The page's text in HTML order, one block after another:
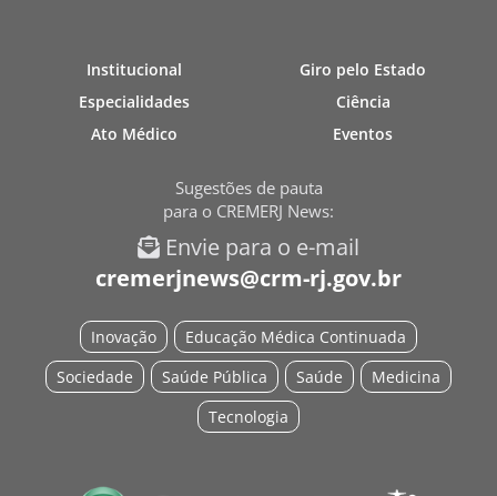
Institucional
Especialidades
Ato Médico
Giro pelo Estado
Ciência
Eventos
Sugestões de pauta
para o CREMERJ News:
Envie para o e-mail
cremerjnews@crm-rj.gov.br
Educação Médica Continuada
Inovação
Medicina
Saúde
Saúde Pública
Sociedade
Tecnologia